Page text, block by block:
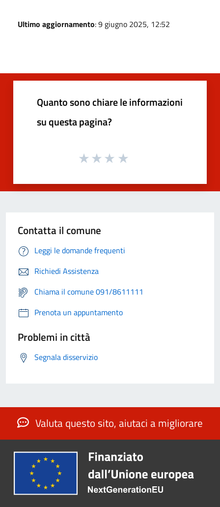
Ultimo aggiornamento: 9 giugno 2025, 12:52
Quanto sono chiare le informazioni
su questa pagina?
Contatta il comune
Leggi le domande frequenti
Richiedi Assistenza
Chiama il comune 091/8611111
Prenota un appuntamento
Problemi in città
Segnala disservizio
Valuta questo sito, aiutaci a migliorare